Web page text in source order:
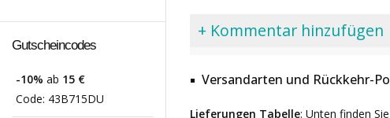
Gutscheincodes
-10% ab 15 €
Code: 43B715DU
+ Kommentar hinzufügen
Versandarten und Rückkehr-
Lieferungen Tabelle: Unten finden